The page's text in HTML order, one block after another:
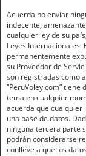
Acuerda no enviar
indecente,
cualquier ley de su
Leyes Internacionales.
permanentemente
su Proveedor de
son registradas como
“PeruVoley.com”
tema en cualquier
acuerda que cualquier
una base de datos.
ninguna tercera parte
podrán considerarse
conlleve a que los